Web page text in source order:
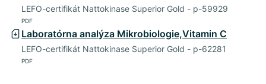
LEFO-certifikát Nattokinase Superior Gold - p-59929
PDF
Laboratórna analýza Mikrobiologie,Vitamin C
LEFO-certifikát Nattokinase Superior Gold - p-62281
PDF